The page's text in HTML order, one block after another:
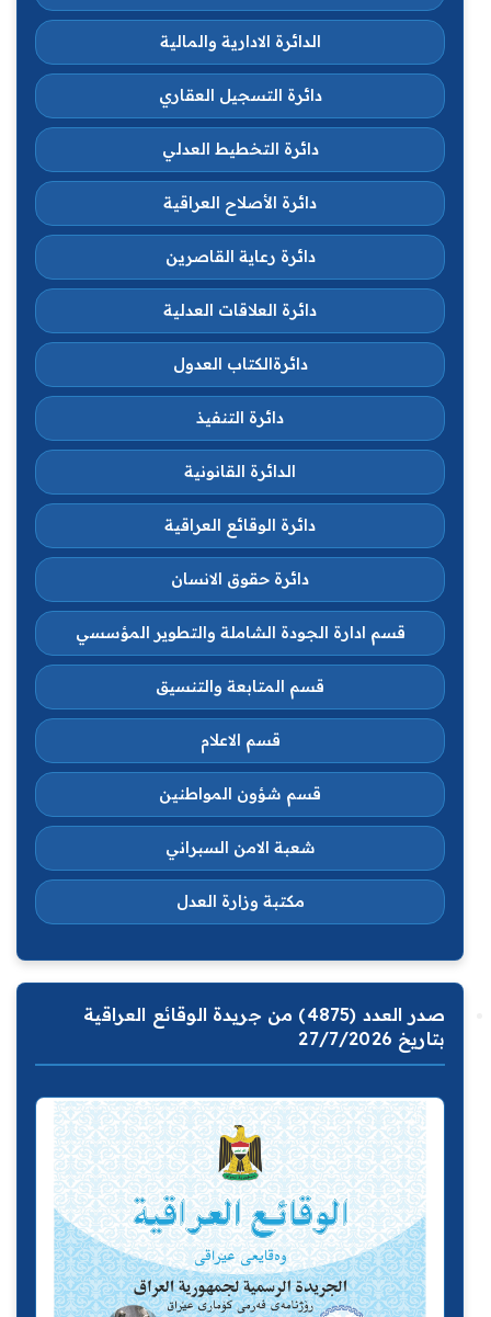
الدائرة الادارية والمالية
دائرة التسجيل العقاري
دائرة التخطيط العدلي
دائرة الأصلاح العراقية
دائرة رعاية القاصرين
دائرة العلاقات العدلية
دائرةالكتاب العدول
دائرة التنفيذ
الدائرة القانونية
دائرة الوقائع العراقية
دائرة حقوق الانسان
قسم ادارة الجودة الشاملة والتطوير المؤسسي
قسم المتابعة والتنسيق
قسم الاعلام
قسم شؤون المواطنين
شعبة الامن السبراني
مكتبة وزارة العدل
صدر العدد (4875) من جريدة الوقائع العراقية
بتاريخ 27/7/2026